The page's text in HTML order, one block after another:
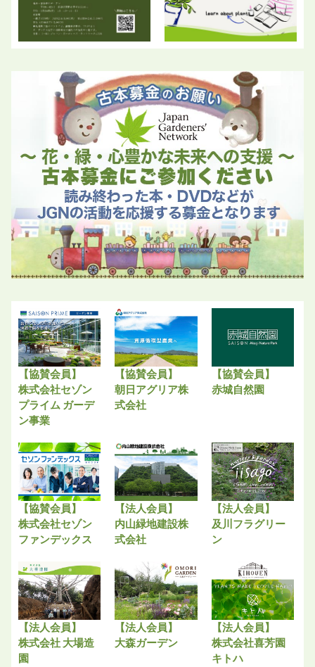
【協賛会員】
株式会社セゾン
プライム ガーデ
ン事業
【協賛会員】
朝日アグリア株
式会社
【協賛会員】
赤城自然園
【協賛会員】
株式会社セゾン
ファンデックス
【法人会員】
内山緑地建設株
式会社
【法人会員】
及川フラグリー
ン
【法人会員】
株式会社 大場造
園
【法人会員】
大森ガーデン
【法人会員】
株式会社喜芳園
キトハ